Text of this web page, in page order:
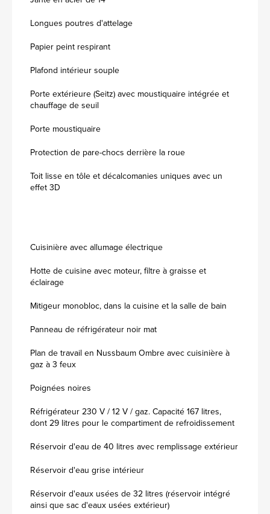
Longues poutres d'attelage
Papier peint respirant
Plafond intérieur souple
Porte extérieure (Seitz) avec moustiquaire intégrée et
chauffage de seuil
Porte moustiquaire
Protection de pare-chocs derrière la roue
Toit lisse en tôle et décalcomanies uniques avec un
effet 3D
Cuisinière avec allumage électrique
Hotte de cuisine avec moteur, filtre à graisse et
éclairage
Mitigeur monobloc, dans la cuisine et la salle de bain
Panneau de réfrigérateur noir mat
Plan de travail en Nussbaum Ombre avec cuisinière à
gaz à 3 feux
Poignées noires
Réfrigérateur 230 V / 12 V / gaz. Capacité 167 litres,
dont 29 litres pour le compartiment de refroidissement
Réservoir d'eau de 40 litres avec remplissage extérieur
Réservoir d'eau grise intérieur
Réservoir d'eaux usées de 32 litres (réservoir intégré
ainsi que sac d'eaux usées extérieur)